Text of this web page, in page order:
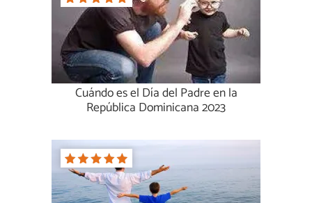
Cuándo es el Día del Padre en la
República Dominicana 2023